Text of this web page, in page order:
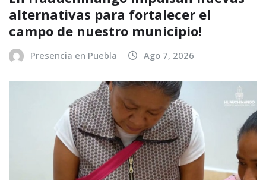
alternativas para fortalecer el
campo de nuestro municipio!
Presencia en Puebla Ago 7, 2026